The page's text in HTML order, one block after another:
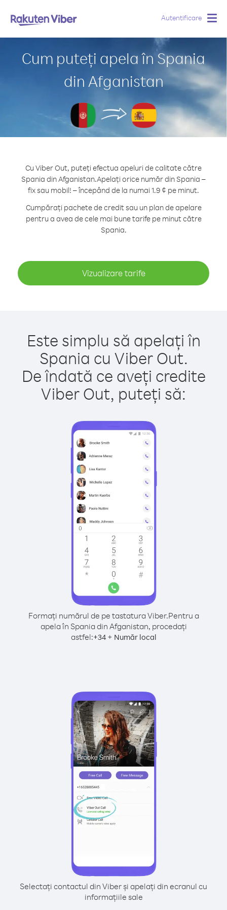
Autentificare
Cum puteți apela în Spania
din Afganistan
Cu Viber Out, puteți efectua apeluri de calitate către
Spania din Afganistan.Apelați orice număr din Spania –
fix sau mobil! – începând de la numai 1.9 ¢ pe minut.
Cumpărați pachete de credit sau un plan de apelare
pentru a avea de cele mai bune tarife pe minut către
Spania.
Vizualizare tarife
Este simplu să apelați în
Spania cu Viber Out.
De îndată ce aveți credite
Viber Out, puteți să:
Formați numărul de pe tastatura Viber.Pentru a
apela în Spania din Afganistan, procedați
astfel:+34+ Număr local
Selectați contactul din Viber și apelați din ecranul cu
informațiile sale